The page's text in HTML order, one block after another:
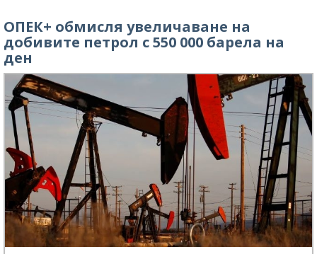
ОПЕК+ обмисля увеличаване на
добивите петрол с 550 000 барела на
ден